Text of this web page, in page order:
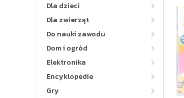
Dla dzieci
Dla zwierząt
Do nauki zawodu
Dom i ogród
Elektronika
Encyklopedie
Gry